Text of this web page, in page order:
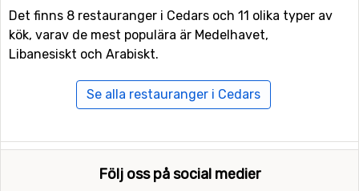
Det finns 8 restauranger i Cedars och 11 olika typer av
kök, varav de mest populära är Medelhavet,
Libanesiskt och Arabiskt.
Se alla restauranger i Cedars
Följ oss på social medier